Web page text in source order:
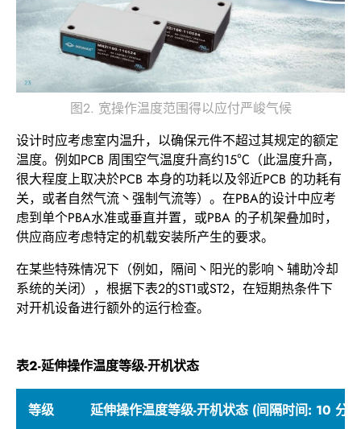
图2. 宽操作温度范围得以应付严峻气候
设计时应考虑室内温升，以确保元件不超过其规定的额定
温度。例如PCB 周围空气温度升高约15℃（此温度升高，
很大程度上取决於PCB 本身的功耗以及邻近PCB 的功耗有
关，或者自然气流丶强制气流等）。在PBA的设计中应考
虑到单个PBA水准或垂直并置，或PBA 的子机架叠加时，
供应商应考虑特定的机载安装所产生的要求。
在某些特殊情况下（例如，隔间丶阳光的影响丶辅助冷却
系统的关闭），根据下表2的ST1或ST2，在短期热条件下
对开机设备进行额外的运行检查。
表2-延伸操作温度等级-开机状态
等级 延伸操作温度等级-开机状态 (间隔时间: 10 分